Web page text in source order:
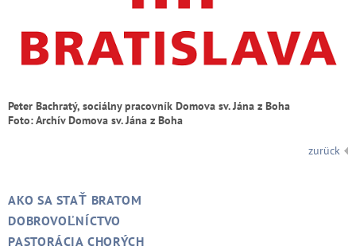
Peter Bachratý, sociálny pracovník Domova sv. Jána z Boha
Foto: Archív Domova sv. Jána z Boha
zurück
AKO SA STAŤ BRATOM
DOBROVOĽNÍCTVO
PASTORÁCIA CHORÝCH